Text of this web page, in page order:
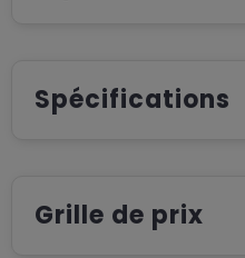
Spécifications
Grille de prix